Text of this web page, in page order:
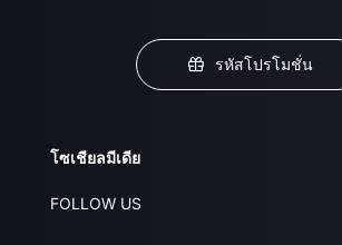
รหัสโปรโมชั่น
โซเชียลมีเดีย
FOLLOW US